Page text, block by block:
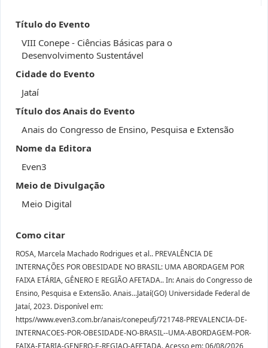
Título do Evento
VIII Conepe - Ciências Básicas para o
Desenvolvimento Sustentável
Cidade do Evento
Jataí
Título dos Anais do Evento
Anais do Congresso de Ensino, Pesquisa e Extensão
Nome da Editora
Even3
Meio de Divulgação
Meio Digital
Como citar
ROSA, Marcela Machado Rodrigues et al.. PREVALÊNCIA DE
INTERNAÇÕES POR OBESIDADE NO BRASIL: UMA ABORDAGEM POR
FAIXA ETÁRIA, GÊNERO E REGIÃO AFETADA.. In: Anais do Congresso de
Ensino, Pesquisa e Extensão. Anais...Jataí(GO) Universidade Federal de
Jataí, 2023. Disponível em:
https//www.even3.com.br/anais/conepeufj/721748-PREVALENCIA-DE-
INTERNACOES-POR-OBESIDADE-NO-BRASIL--UMA-ABORDAGEM-POR-
FAIXA-ETARIA-GENERO-E-REGIAO-AFETADA. Acesso em: 06/08/2026